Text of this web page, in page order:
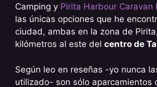
Camping y Pirita Harbour Caravan
las únicas opciones que he
ciudad, ambas en la zona de
kilómetros al este del centro de
Según leo en reseñas -yo nunca
utilizado- son sólo aparcamientos